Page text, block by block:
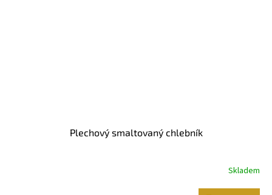
Plechový smaltovaný chlebník
Skladem